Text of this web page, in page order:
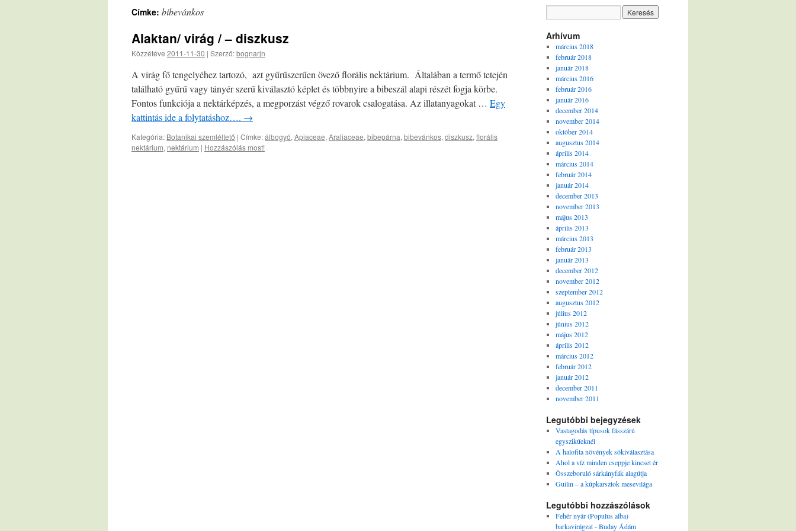
Címke: bibevánkos
Alaktan/ virág / – diszkusz
Közzétéve 2011-11-30 | Szerző:bognarjn
A virág fő tengelyéhez tartozó, azt gyűrűszerűen övező florális nektárium. Általában a termő tetején
található gyűrű vagy tányér szerű kiválasztó képlet és többnyire a bibeszál alapi részét fogja körbe.
Fontos funkciója a nektárképzés, a megporzást végző rovarok csalogatása. Az illatanyagokat … Egy
kattintás ide a folytatáshoz…. →
Kategória: Botanikai szemléltető | Címke:álbogyó, Apiaceae, Araliaceae, bibepárna, bibevánkos, diszkusz, florális
nektárium, nektárium | Hozzászólás most!
Arhívum
március 2018
február 2018
január 2018
március 2016
február 2016
január 2016
december 2014
november 2014
október 2014
augusztus 2014
április 2014
március 2014
február 2014
január 2014
december 2013
november 2013
május 2013
április 2013
március 2013
február 2013
január 2013
december 2012
november 2012
szeptember 2012
augusztus 2012
július 2012
június 2012
május 2012
április 2012
március 2012
február 2012
január 2012
december 2011
november 2011
Legutóbbi bejegyzések
Vastagodás típusok fásszárú
egyszikűeknél
A halofita növények sókiválasztása
Ahol a víz minden cseppje kincset ér
Összeboruló sárkányfák alagútja
Guilin – a kúpkarsztok mesevilága
Legutóbbi hozzászólások
Fehér nyár (Populus alba)
barkavirágzat - Buday Ádám